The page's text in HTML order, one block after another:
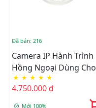
Đã bán: 216
Camera IP Hành Trình
Hồng Ngoại Dùng Cho
Ôtô KBVISION KX-
FMAi2014N-A
★ ★ ★ ★ ★
4.750.000 đ
Mới 100%